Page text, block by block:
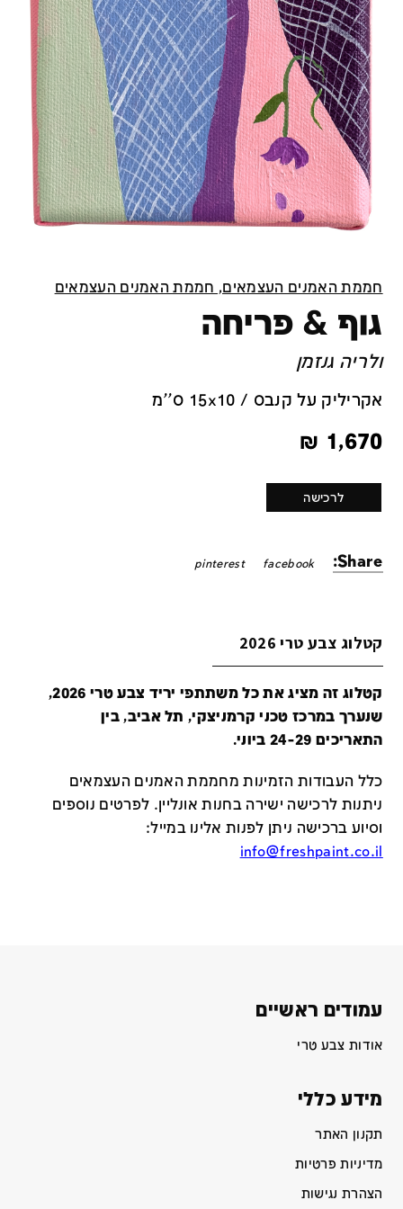
חממת האמנים העצמאים, חממת האמנים העצמאים
גוף & פריחה
ולריה גנזמן
אקריליק על קנבס / 15x10 ס''מ
1,670
₪
לרכישה
Share:
facebook
pinterest
קטלוג צבע טרי 2026
קטלוג זה מציג את כל משתתפי יריד צבע טרי 2026,
שנערך במרכז טכני קרמניצקי, תל אביב, בין
התאריכים 24-29 ביוני.
כלל העבודות הזמינות מחממת האמנים העצמאים
ניתנות לרכישה ישירה בחנות אונליין. לפרטים נוספים
וסיוע ברכישה ניתן לפנות אלינו במייל:
info@freshpaint.co.il
עמודים ראשיים
אודות צבע טרי
מידע כללי
תקנון האתר
מדיניות פרטיות
הצהרת נגישות